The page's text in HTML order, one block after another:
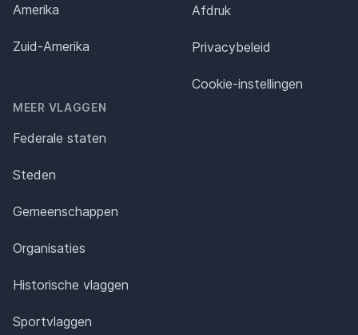
Amerika
Zuid-Amerika
MEER VLAGGEN
Federale staten
Steden
Gemeenschappen
Organisaties
Historische vlaggen
Sportvlaggen
Afdruk
Privacybeleid
Cookie-instellingen